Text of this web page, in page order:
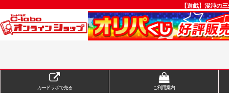
【遊戯】混沌の
カードラボで売る ご利用案内